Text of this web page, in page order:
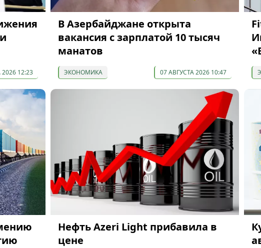
12:23
В Азербайджане открыта
вакансия с зарплатой 10 тысяч
манатов
ЭКОНОМИКА 07 АВГУСТА 2026 10:47
Нефть Azeri Light прибавила в
цене